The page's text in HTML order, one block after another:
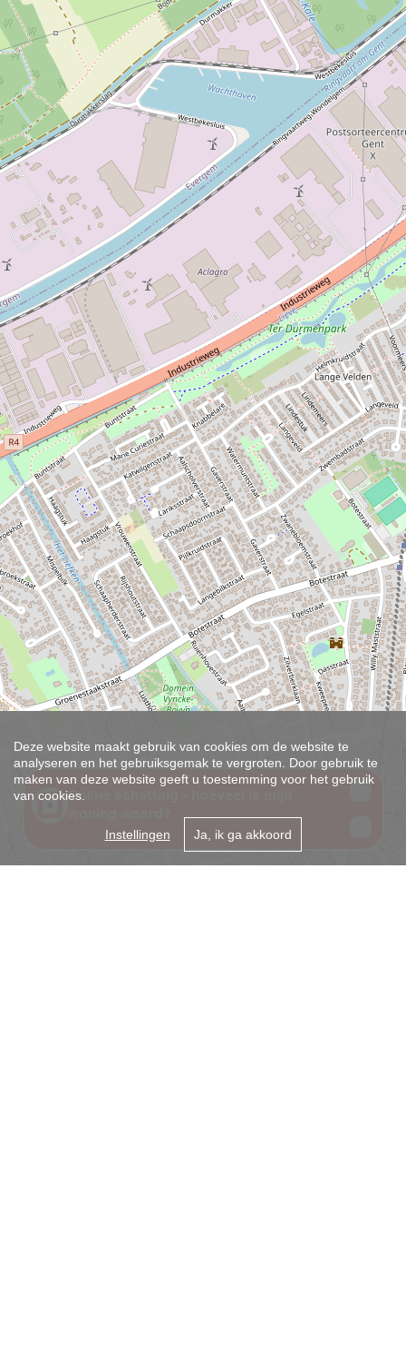
Deze website maakt gebruik van cookies om de website te
analyseren en het gebruiksgemak te vergroten. Door gebruik te
maken van deze website geeft u toestemming voor het gebruik
van cookies.
Instellingen Ja, ik ga akkoord